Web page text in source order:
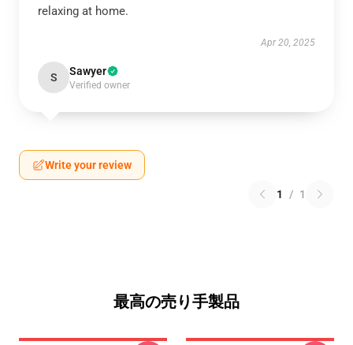
relaxing at home.
Apr 20, 2025
S Sawyer
Verified owner
Write your review
1 / 1
最高の売り手製品